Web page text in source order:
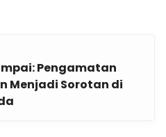
Pengamatan
Menjadi Sorotan di